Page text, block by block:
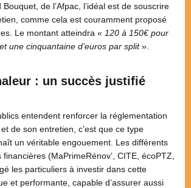
de l’Afpac, l’idéal est de souscrire
comme cela est couramment proposé
Le montant atteindra « 120 à 150€ pour
une cinquantaine d’euros par split».
: un succès justifié
entendent renforcer la réglementation
de son entretien, c’est que ce type
un véritable engouement. Les différents
financières (MaPrimeRénov’, CITE, écoPTZ,
les particuliers à investir dans cette
et performante, capable d’assurer aussi